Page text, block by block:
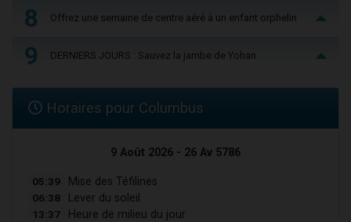
8 Offrez une semaine de centre aéré à un enfant orphelin
9 DERNIERS JOURS : Sauvez la jambe de Yohan
Horaires pour Columbus
9 Août 2026 - 26 Av 5786
05:39 Mise des Téfilines
06:38 Lever du soleil
13:37 Heure de milieu du jour